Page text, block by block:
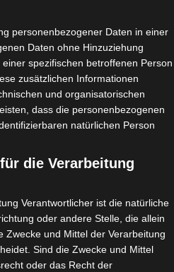
personenbezogener Daten in einer
Daten ohne Hinzuziehung
spezifischen betroffenen Person
zusätzlichen Informationen
und organisatorischen
dass die personenbezogenen
natürlichen Person
die Verarbeitung
Verantwortlicher ist die natürliche
oder andere Stelle, die allein
und Mittel der Verarbeitung
Sind die Zwecke und Mittel
oder das Recht der